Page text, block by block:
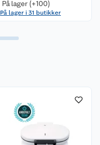
På lager (+100)
På lager i 31 butikker